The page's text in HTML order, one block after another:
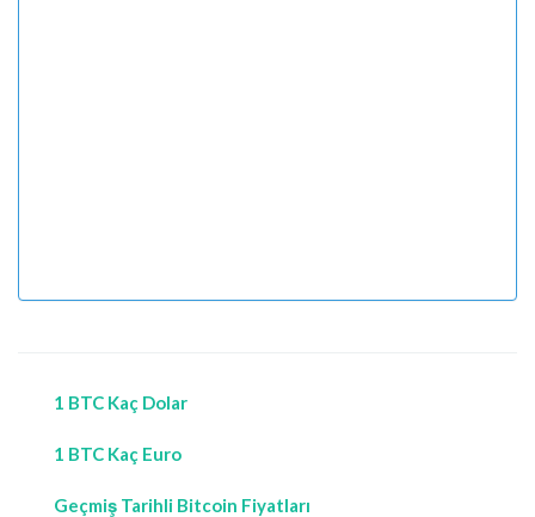
1 BTC Kaç Dolar
1 BTC Kaç Euro
Geçmiş Tarihli Bitcoin Fiyatları